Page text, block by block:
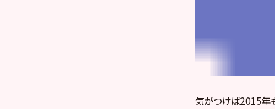
気がつけば2015年